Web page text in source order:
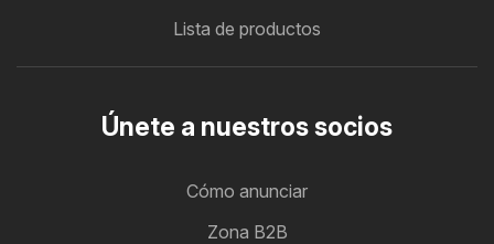
Lista de productos
Únete a nuestros socios
Cómo anunciar
Zona B2B